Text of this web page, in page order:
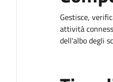
Gestisce,
attività
dell'albo degli